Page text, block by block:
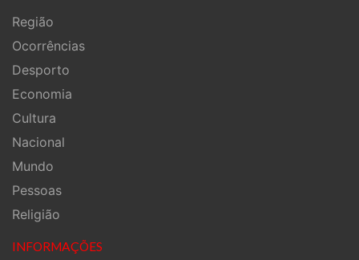
Região
Ocorrências
Desporto
Economia
Cultura
Nacional
Mundo
Pessoas
Religião
INFORMAÇÕES